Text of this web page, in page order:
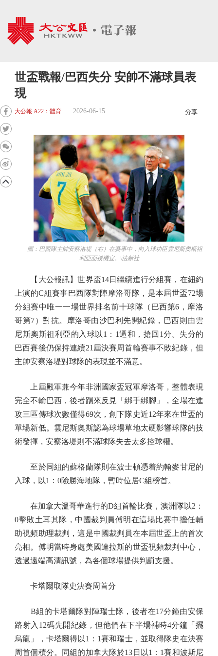
世盃戰報/巴西失分 安帥不滿球員表
現
大公報 A22：體育 2026-06-15 分享
圖：巴西隊主帥安察洛堤（右）在賽事中，向入球功臣雲尼斯奧斯祖
利亞面授機宜。\法新社
【大公報訊】世界盃14日繼續進行分組賽，在紐約
上演的C組賽事巴西隊對陣摩洛哥隊，是本屆世盃72場
分組賽中唯一一場世界排名前十球隊（巴西第6，摩洛
哥第7）對抗。摩洛哥由沙巴利先開紀錄，巴西則由雲
尼斯奧斯祖利亞的入球以1：1逼和，搶回1分。失分的
巴西賽後仍保持連續21屆決賽周首輪賽事不敗紀錄，但
主帥安察洛堤對球隊的表現並不滿意。
上屆殿軍兼今年非洲國家盃冠軍摩洛哥，整體表現
完全不輸巴西，後者踢來反見「綁手綁腳」，全場在進
攻三區傳球次數僅得69次，創下隊史近12年來在世盃的
單場新低。雲尼斯奧斯認為球場草地太硬影響球隊的技
術發揮，安察洛堤則不滿球隊失去太多控球權。
至於同組的蘇格蘭隊則在波士頓憑着約翰麥甘尼的
入球，以1：0險勝海地隊，暫時位居C組榜首。
在加拿大溫哥華進行的D組首輪比賽，澳洲隊以2：
0擊敗土耳其隊，中國裁判員傅明在這場比賽中擔任輔
助視頻助理裁判，這是中國裁判員在本屆世盃上的首次
亮相。傅明當時身處美國達拉斯的世盃視頻裁判中心，
透過遠端高清訊號，為各個球場提供判罰支援。
卡塔爾取隊史決賽周首分
B組的卡塔爾隊對陣瑞士隊，後者在17分鐘由安保
路射入12碼先開紀錄，但他們在下半場補時4分鐘「擺
烏龍」，卡塔爾得以1：1賽和瑞士，並取得隊史在決賽
周首個積分。同組的加拿大隊於13日以1：1賽和波斯尼